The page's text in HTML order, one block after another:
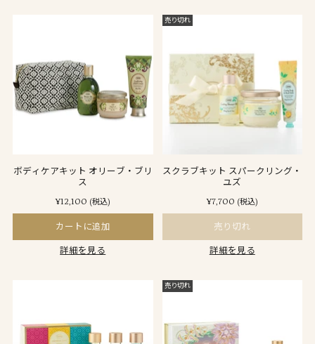
ボディケアキット オリーブ・ブリ
ス
¥12,100 (税込)
カートに追加
詳細を見る
売り切れ
スクラブキット スパークリング・
ユズ
¥7,700 (税込)
売り切れ
詳細を見る
売り切れ